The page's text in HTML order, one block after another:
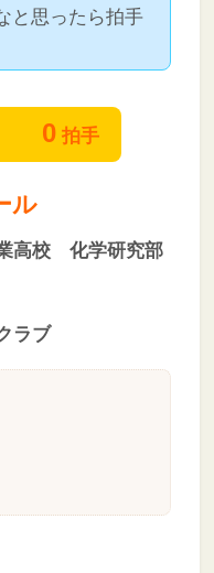
と思ったら拍手
0 拍手
ル
高校 化学研究部
ラブ